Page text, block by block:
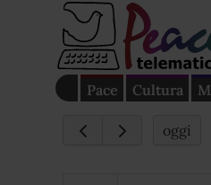
Pace Cultura
oggi